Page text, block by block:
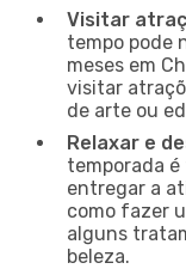
Visitar
tempo pode
meses em
visitar
de arte ou
Relaxar e
temporada
entregar a
como fazer
alguns
beleza.